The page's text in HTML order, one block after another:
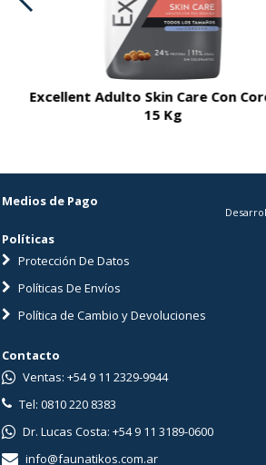
Excellent Adulto Skin Care Con
15 Kg
Medios de Pago
Políticas
Protección De Datos
Políticas De Envíos
Política de Cambio y Devoluciones
Contacto
Ventas: +54 9 11 2329-9944
Tel: 0810 220 8383
Dr. Lucas Costa: +54 9 11 3189-0600
info@faunatikos.com.ar